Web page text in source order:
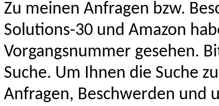
Zu meinen Anfragen bzw.
Solutions-30 und Amazon
Vorgangsnummer gesehen.
Suche. Um Ihnen die Suche
Anfragen, Beschwerden und